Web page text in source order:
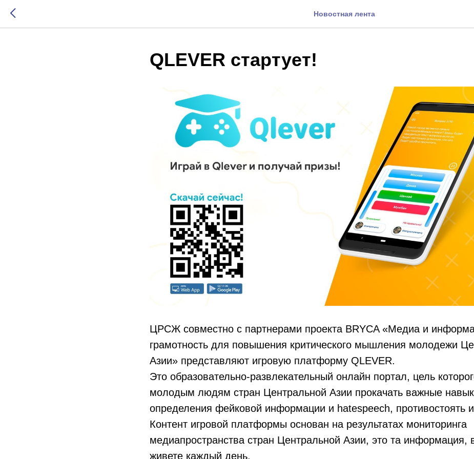
Новостная лента
QLEVER стартует!
ЦРСЖ совместно с партнерами проекта BRYCA «Медиа и
грамотность для повышения критического мышления молодежи
Азии» представляют игровую платформу QLEVER.
Это образовательно-развлекательный онлайн портал, цель
молодым людям стран Центральной Азии прокачать важные
определения фейковой информации и hatespeech, противостоять
Контент игровой платформы основан на результатах мониторинга
медиапространства стран Центральной Азии, это та информация,
живете каждый день.